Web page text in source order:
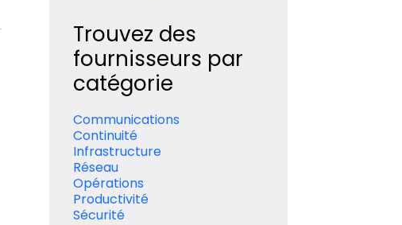
Trouvez des
fournisseurs par
catégorie
Communications
Continuité
Infrastructure
Réseau
Opérations
Productivité
Sécurité